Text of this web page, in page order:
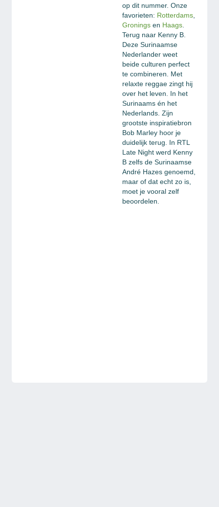
op dit nummer. Onze
favorieten: Rotterdams
Gronings en Haags
Terug naar Kenny B.
Deze Surinaamse
Nederlander weet
beide culturen perfect
te combineren. Met
relaxte reggae zingt hij
over het leven. In het
Surinaams én het
Nederlands. Zijn
grootste inspiratiebron
Bob Marley hoor je
duidelijk terug. In RTL
Late Night werd Kenny
B zelfs de Surinaamse
André Hazes genoemd,
maar of dat echt zo is,
moet je vooral zelf
beoordelen.